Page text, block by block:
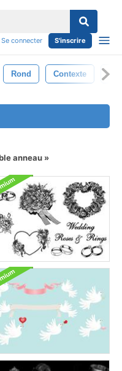
Se connecter S'inscrire
Rond Contexte
anneau